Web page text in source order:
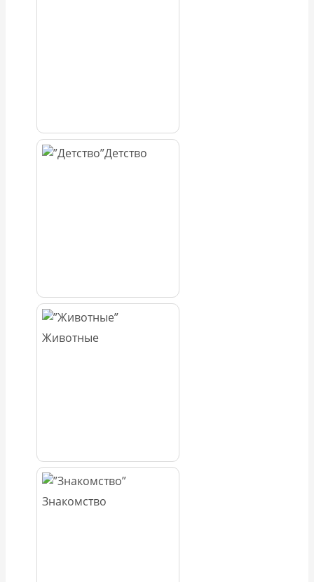
Детство
Животные
Знакомство